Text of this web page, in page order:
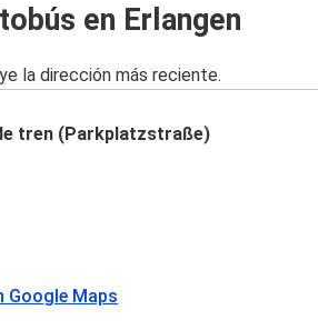
en Erlangen
la dirección más reciente.
tren (Parkplatzstraße)
Google Maps